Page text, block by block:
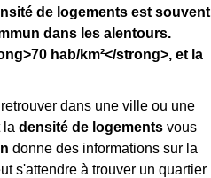
de logements est souvent
dans les alentours.
hab/km²</strong>, et la
dans une ville ou une
la densité de logements vous
donne des informations sur la
s'attendre à trouver un quartier